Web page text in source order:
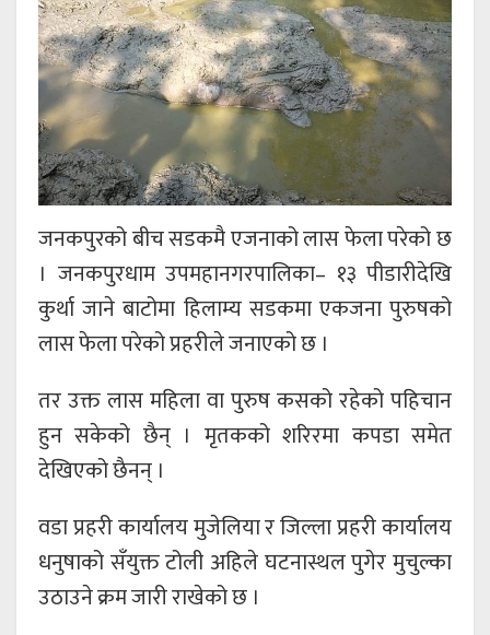
जनकपुरको बीच सडकमै एजनाको लास फेला परेको छ
। जनकपुरधाम उपमहानगरपालिका– १३ पीडारीदेखि
कुर्था जाने बाटोमा हिलाम्य सडकमा एकजना पुरुषको
लास फेला परेको प्रहरीले जनाएको छ ।
तर उक्त लास महिला वा पुरुष कसको रहेको पहिचान
हुन सकेको छैन् । मृतकको शरिरमा कपडा समेत
देखिएको छैनन् ।
वडा प्रहरी कार्यालय मुजेलिया र जिल्ला प्रहरी कार्यालय
धनुषाको सँयुक्त टोली अहिले घटनास्थल पुगेर मुचुल्का
उठाउने क्रम जारी राखेको छ ।